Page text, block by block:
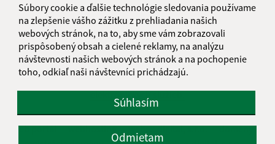
Súbory cookie a ďalšie technológie sledovania používame
na zlepšenie vášho zážitku z prehliadania našich
webových stránok, na to, aby sme vám zobrazovali
prispôsobený obsah a cielené reklamy, na analýzu
návštevnosti našich webových stránok a na pochopenie
toho, odkiaľ naši návštevníci prichádzajú.
Súhlasím
Odmietam
RSS
Správca obsahu:
Správca obsahu je Obec Kysak.
Vytvorené v súlade s
Jednotným dizajn manuálom
elektronických služieb.
web portál webhosting webex.digital, s.r.o.
domény